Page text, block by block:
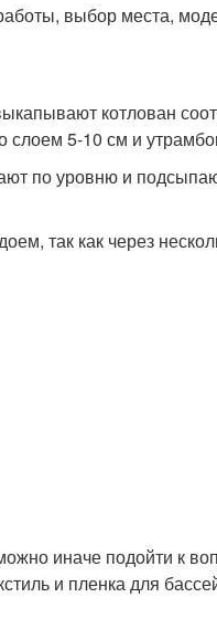
выбор места,
котлован
слоем 5-10 см и
по уровню и
так как через
иначе подойти к
и пленка для